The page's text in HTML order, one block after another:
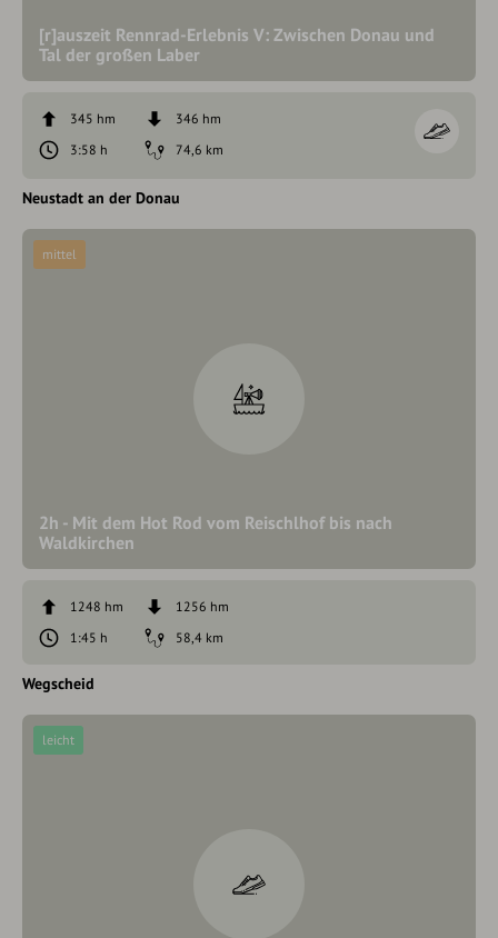
[r]auszeit Rennrad-Erlebnis V: Zwischen Donau und
Tal der großen Laber
345 hm
346 hm
3:58 h
74,6 km
Neustadt an der Donau
2h - Mit dem Hot Rod vom Reischlhof bis nach
Waldkirchen
mittel
1248 hm
1256 hm
1:45 h
58,4 km
Wegscheid
leicht